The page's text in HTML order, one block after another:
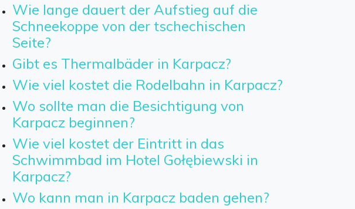
Wie lange dauert der Aufstieg auf die
Schneekoppe von der tschechischen
Seite?
Gibt es Thermalbäder in Karpacz?
Wie viel kostet die Rodelbahn in Karpacz?
Wo sollte man die Besichtigung von
Karpacz beginnen?
Wie viel kostet der Eintritt in das
Schwimmbad im Hotel Gołębiewski in
Karpacz?
Wo kann man in Karpacz baden gehen?